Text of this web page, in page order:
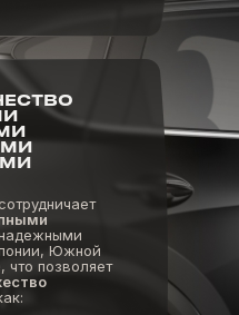
Южной
что позволяет